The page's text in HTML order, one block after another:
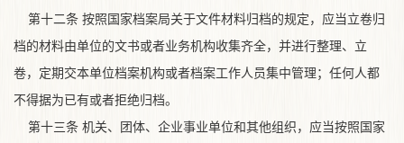
第十二条 按照国家档案局关于文件材料归档的规定，应当立卷归
档的材料由单位的文书或者业务机构收集齐全，并进行整理、立
卷，定期交本单位档案机构或者档案工作人员集中管理；任何人都
不得据为已有或者拒绝归档。
第十三条 机关、团体、企业事业单位和其他组织，应当按照国家